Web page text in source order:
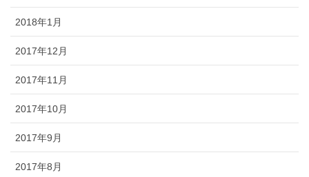
2018年1月
2017年12月
2017年11月
2017年10月
2017年9月
2017年8月